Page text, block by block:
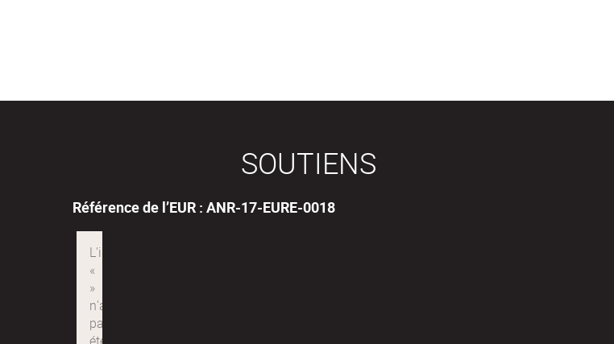
SOUTIENS
Référence de l’EUR : ANR-17-EURE-0018